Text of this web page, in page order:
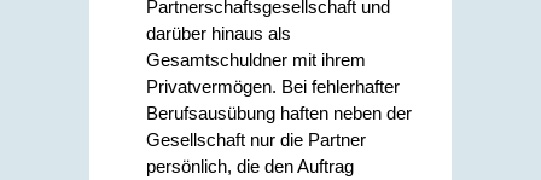
Partnerschaftsgesellschaft und
darüber hinaus als
Gesamtschuldner mit ihrem
Privatvermögen. Bei fehlerhafter
Berufsausübung haften neben der
Gesellschaft nur die Partner
persönlich, die den Auftrag